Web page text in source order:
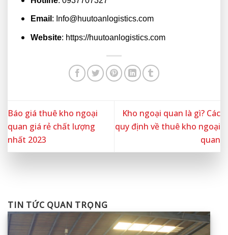
Email : Info@huutoanlogistics.com
Website: https://huutoanlogistics.com
Báo giá thuê kho ngoại
quan giá rẻ chất lượng
nhất 2023
Kho ngoại quan là gì? Các
quy định về thuê kho ngoại
quan
TIN TỨC QUAN TRỌNG